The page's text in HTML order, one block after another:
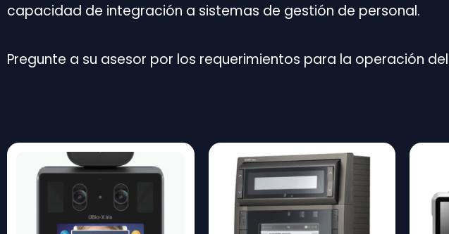
capacidad de integración a sistemas de gestión de personal.
Pregunte a su asesor por los requerimientos para la operación